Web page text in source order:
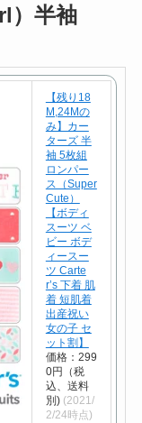
）半袖
【残り18
M,24Mの
み】カー
ターズ 半
袖 5枚組
ロンパー
ス（Super
Cute）
【ボディ
スーツ ベ
ビー ボデ
ィースー
ツ Carte
r’s 下着 肌
着 短肌着
出産祝い
女の子 セ
ット割】
価格：299
0円（税
込、送料
別) (2021/
2/24時点)